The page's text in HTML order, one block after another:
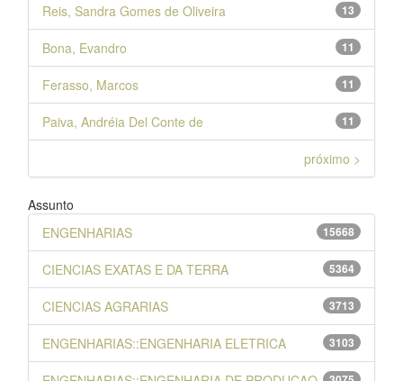
13
Reis, Sandra Gomes de Oliveira
11
Bona, Evandro
11
Ferasso, Marcos
11
Paiva, Andréia Del Conte de
próximo >
Assunto
15668
ENGENHARIAS
5364
CIENCIAS EXATAS E DA TERRA
3713
CIENCIAS AGRARIAS
3103
ENGENHARIAS::ENGENHARIA ELETRICA